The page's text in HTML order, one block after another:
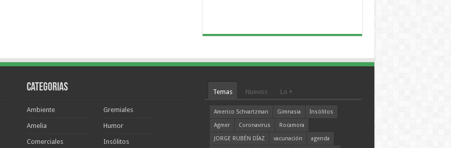
Categorias
Ambiente
Amelia
Comerciales
Gremiales
Humor
Insólitos
Temas Nuevos Lo +
Americo Schvartzman Gimnasia
Insólitos
Agmer
Coronavirus
Rocamora
JORGE RUBÉN DÍAZ
vacunación
agenda